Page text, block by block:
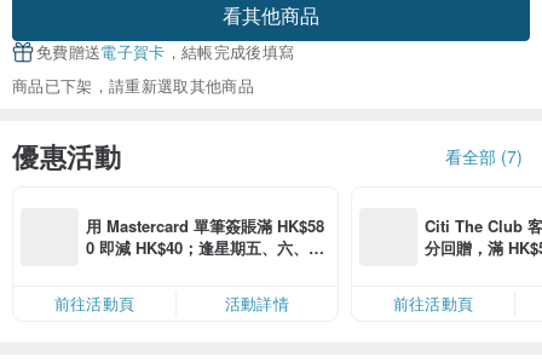
看其他商品
免費贈送電子賀卡 ，結帳完成後填寫
商品已下架，請重新選取其他商品
優惠活動 看全部 (7)
用 Mastercard 單筆簽賬滿 HK$58
0 即減 HK$40；逢星期五、六、日
限，額滿即止，僅限「常用信用
卡」結帳）
前往活動頁 活動詳情
Citi The Club
分回贈，滿
前往活動頁